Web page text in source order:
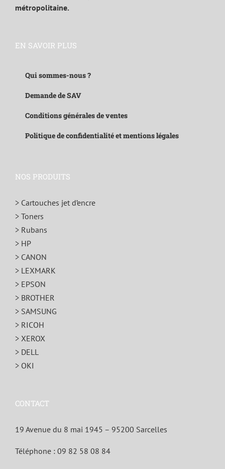
métropolitaine.
EN SAVOIR PLUS
Qui sommes-nous ?
Demande de SAV
Conditions générales de ventes
Politique de confidentialité et mentions légales
NOS PRODUITS
> Cartouches jet d’encre
> Toners
> Rubans
> HP
> CANON
> LEXMARK
> EPSON
> BROTHER
> SAMSUNG
> RICOH
> XEROX
> DELL
> OKI
CONTACT
19 Avenue du 8 mai 1945 – 95200 Sarcelles
Téléphone : 09 82 58 08 84